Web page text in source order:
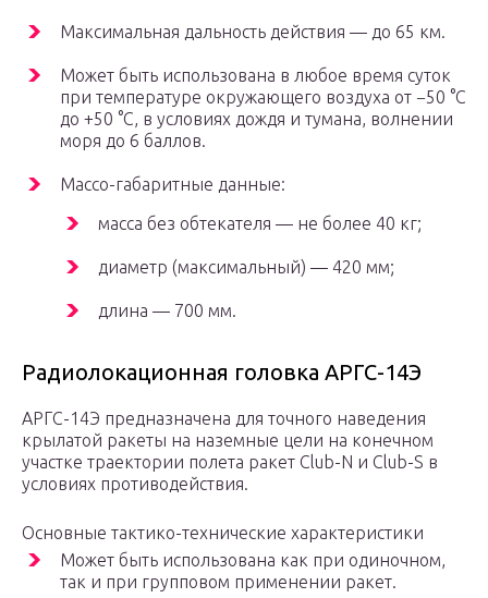
Максимальная дальность действия — до 65 км.
Может быть использована в любое время суток
при температуре окружающего воздуха от −50 °C
до +50 °C, в условиях дождя и тумана, волнении
моря до 6 баллов.
Массо-габаритные данные:
масса без обтекателя — не более 40 кг;
диаметр (максимальный) — 420 мм;
длина — 700 мм.
Радиолокационная головка АРГС-14Э
АРГС-14Э предназначена для точного наведения
крылатой ракеты на наземные цели на конечном
участке траектории полета ракет Club-N и Club-S в
условиях противодействия.
Основные тактико-технические характеристики
Может быть использована как при одиночном,
так и при групповом применении ракет.